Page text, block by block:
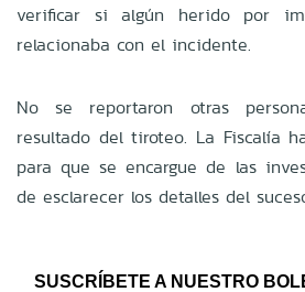
verificar si algún herido por
relacionaba con el incidente.
No se reportaron otras
resultado del tiroteo. La Fiscalía
para que se encargue de las
de esclarecer los detalles del
SUSCRÍBETE A NUESTRO